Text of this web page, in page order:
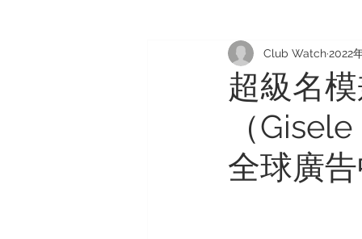
Audemars Piguet Tudor
Girard-Perregaux 新手上路齊
Bell & Ross BVLGARI
超級名
（
全球廣
Club Watch2022